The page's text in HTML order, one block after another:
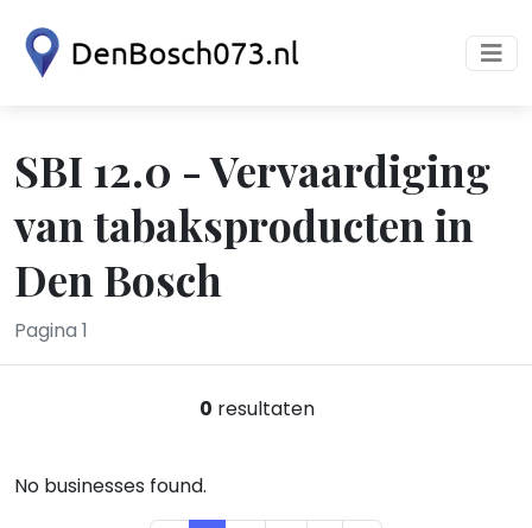
SBI 12.0 - Vervaardiging
van tabaksproducten in
Den Bosch
Pagina 1
0 resultaten
No businesses found.